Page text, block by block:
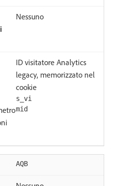
Nessuno
ID visitatore Analytics
legacy, memorizzato nel
cookie
s_vi
mid
AQB